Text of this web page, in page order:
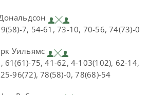
7, 54-61, 73-10, 70-56, 74(73)-0
Уильямс
61(61)-75, 41-62, 4-103(102), 62-14,
96(72), 78(58)-0, 78(68)-54